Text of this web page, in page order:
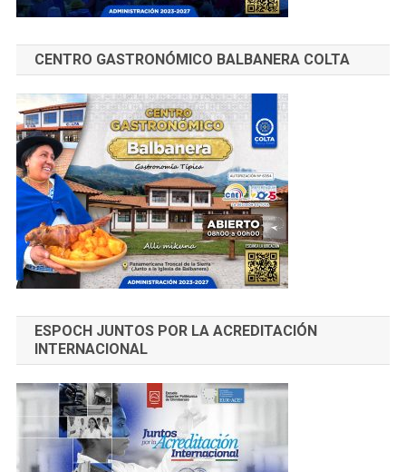
CENTRO GASTRONÓMICO BALBANERA COLTA
ESPOCH JUNTOS POR LA ACREDITACIÓN
INTERNACIONAL